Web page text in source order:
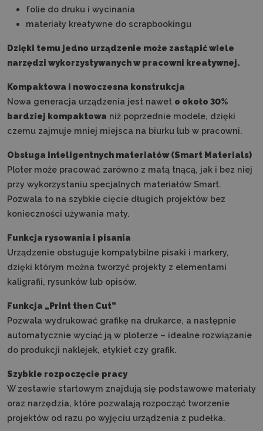
folie do druku i wycinania
materiały kreatywne do scrapbookingu
Dzięki temu jedno urządzenie może zastąpić wiele
narzędzi wykorzystywanych w pracowni kreatywnej.
Kompaktowa i nowoczesna konstrukcja
Nowa generacja urządzenia jest nawet o około 30%
bardziej kompaktowa niż poprzednie modele, dzięki
czemu zajmuje mniej miejsca na biurku lub w pracowni.
Obsługa inteligentnych materiałów (Smart Materials)
Ploter może pracować zarówno z matą tnącą, jak i bez niej
przy wykorzystaniu specjalnych materiałów Smart.
Pozwala to na szybkie cięcie długich projektów bez
konieczności używania maty.
Funkcja rysowania i pisania
Urządzenie obsługuje kompatybilne pisaki i markery,
dzięki którym można tworzyć projekty z elementami
kaligrafii, rysunków lub opisów.
Funkcja „Print then Cut”
Pozwala wydrukować grafikę na drukarce, a następnie
automatycznie wyciąć ją w ploterze – idealne rozwiązanie
do produkcji naklejek, etykiet czy grafik.
Szybkie rozpoczęcie pracy
W zestawie startowym znajdują się podstawowe materiały
oraz narzędzia, które pozwalają rozpocząć tworzenie
projektów od razu po wyjęciu urządzenia z pudełka.